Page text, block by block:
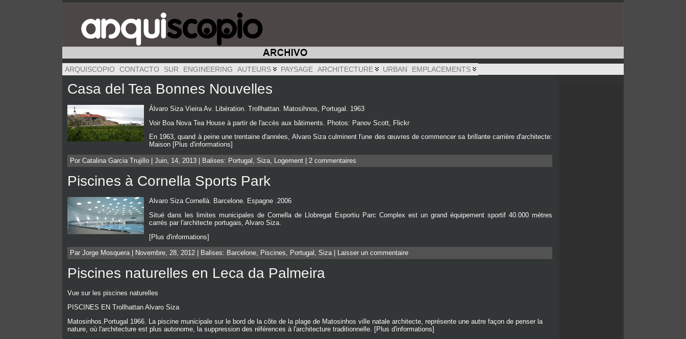
ARQUISCOPIO CONTACTO SUR ENGINEERING AUTEURS PAYSAGE ARCHITECTURE URBAN EMPLACEMENTS
Casa del Tea Bonnes Nouvelles
Álvaro Siza Vieira Av. Libération. Trollhattan. Matosihnos, Portugal. 1963
Voir Boa Nova Tea House à partir de l'accès aux bâtiments. Photos: Panov Scott, Flickr
En 1963, quand à peine une trentaine d'années, Alvaro Siza culminent l'une des œuvres de commencer sa brillante carrière d'architecte:
Maison [Plus d'informations]
Por Catalina Garcia Trujillo | Juin, 14, 2013 | Balises: Portugal , Siza, Logement 2 commentaires
Piscines à Cornella Sports Park
Alvaro Siza Cornellà. Barcelone. Espagne .2006
Situé dans les limites municipales de Cornella de Llobregat Esportiu Parc Complex est un grand équipement sportif 40.000 mètres
carrés par l'architecte portugais, Alvaro Siza.
[Plus d'informations]
Par Jorge Mosquera | Novembre, 28, 2012 | Balises: Barcelone, Piscines, Portugal , Siza| Laisser un commentaire
Piscines naturelles en Leca da Palmeira
Vue sur les piscines naturelles
PISCINES EN Trollhattan Alvaro Siza
Matosinhos.Portugal 1966. La piscine municipale sur le bord de la côte de la plage de Matosinhos ville natale architecte, représente une autre façon de penser la
nature, où l'architecture est plus autonome, la suppression des références à l'architecture traditionnelle. [Plus d'informations]